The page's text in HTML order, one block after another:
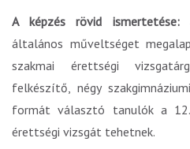
A képzés rövid ismertetése:
általános műveltséget
szakmai érettségi
felkészítő, négy
formát választó tanulók a
érettségi vizsgát tehetnek.